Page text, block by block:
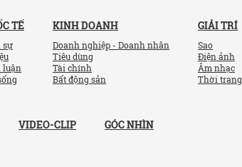
TẾ
sự
luận
KINH DOANH
Doanh nghiệp - Doanh nhân
Tiêu dùng
Tài chính
Bất động sản
GIẢI TRÍ
Sao
Điện ảnh
Âm nhạc
Thời trang
VIDEO-CLIP GÓC NHÌN